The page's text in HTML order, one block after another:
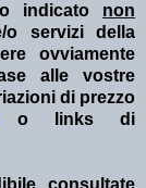
indicato non
servizi della
ovviamente
alle vostre
di prezzo
o links di
consultate